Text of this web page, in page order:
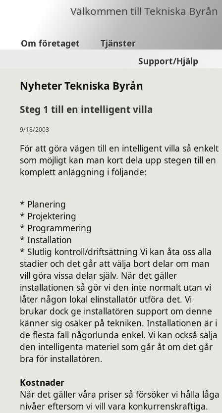
Välkommen till Tekniska Byrån
Om företaget
Tjänster
Support/Hjälp
Nyheter Tekniska Byrån
Steg 1 till en intelligent villa
9/18/2003
För att göra vägen till en intelligent villa så enkelt
som möjligt kan man kort dela upp stegen till en
komplett anläggning i följande:
* Planering
* Projektering
* Programmering
* Installation
* Slutlig kontroll/driftsättning Vi kan åta oss alla
stadier och det går att välja bort delar om man
vill göra vissa delar själv. När det gäller
installationen så gör vi den inte normalt utan vi
låter någon lokal elinstallatör utföra det. Vi
brukar dock ge installatören support om denne
känner sig osäker på tekniken. Installationen är i
de flesta fall någorlunda enkel. Vi kan också sälja
den intelligenta materiel som går åt om det går
bra för installatören.
Kostnader
När det gäller våra priser så försöker vi hålla låga
nivåer eftersom vi vill vara konkurrenskraftiga.